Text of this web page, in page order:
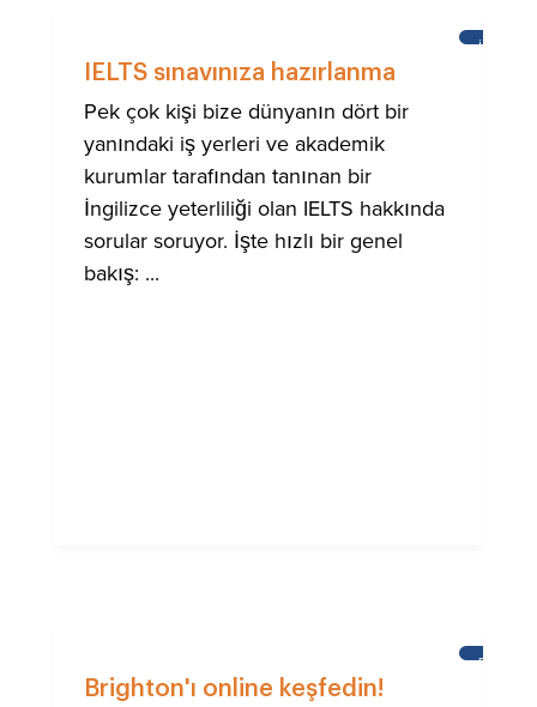
IELTS sınavınıza hazırlanma
Pek çok kişi bize dünyanın dört bir
yanındaki iş yerleri ve akademik
kurumlar tarafından tanınan bir
İngilizce yeterliliği olan IELTS hakkında
sorular soruyor. İşte hızlı bir genel
bakış: ...
Brighton'ı online keşfedin!